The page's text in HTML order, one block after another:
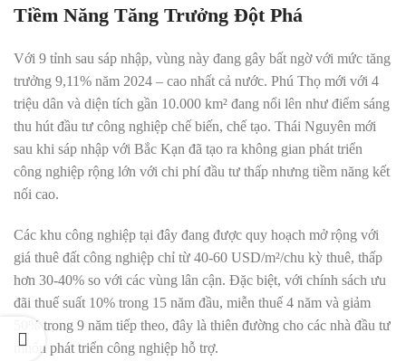
Tiềm Năng Tăng Trưởng Đột Phá
Với 9 tỉnh sau sáp nhập, vùng này đang gây bất ngờ với mức tăng
trưởng 9,11% năm 2024 – cao nhất cả nước. Phú Thọ mới với 4
triệu dân và diện tích gần 10.000 km² đang nổi lên như điểm sáng
thu hút đầu tư công nghiệp chế biến, chế tạo. Thái Nguyên mới
sau khi sáp nhập với Bắc Kạn đã tạo ra không gian phát triển
công nghiệp rộng lớn với chi phí đầu tư thấp nhưng tiềm năng kết
nối cao.
Các khu công nghiệp tại đây đang được quy hoạch mở rộng với
giá thuê đất công nghiệp chỉ từ 40-60 USD/m²/chu kỳ thuê, thấp
hơn 30-40% so với các vùng lân cận. Đặc biệt, với chính sách ưu
đãi thuế suất 10% trong 15 năm đầu, miễn thuế 4 năm và giảm
50% trong 9 năm tiếp theo, đây là thiên đường cho các nhà đầu tư
muốn phát triển công nghiệp hỗ trợ.